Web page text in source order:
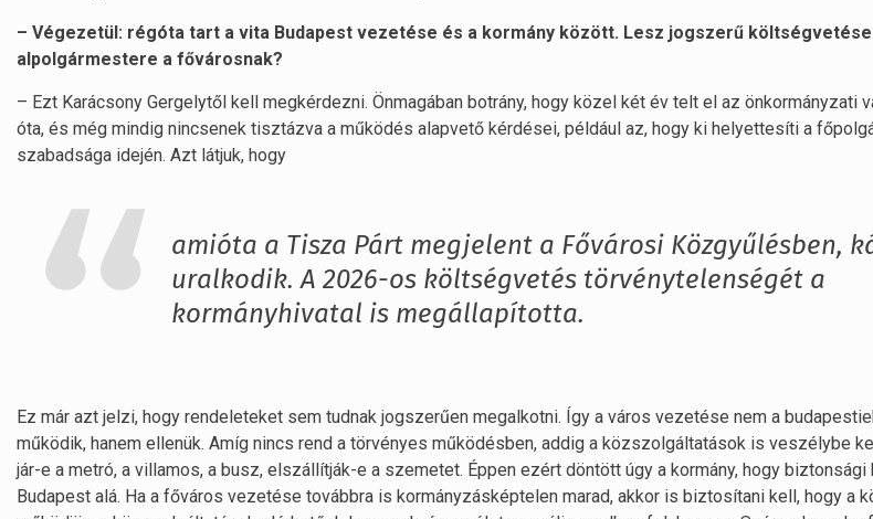
– Végezetül: régóta tart a vita Budapest vezetése és a kormány között. Lesz jogszerű
alpolgármestere a fővárosnak?
– Ezt Karácsony Gergelytől kell megkérdezni. Önmagában botrány, hogy közel két év telt el az önkormányzati
óta, és még mindig nincsenek tisztázva a működés alapvető kérdései, például az, hogy ki helyettesíti a
szabadsága idején. Azt látjuk, hogy
amióta a Tisza Párt megjelent a Fővárosi Közgyűlésben,
uralkodik. A 2026-os költségvetés törvénytelenségét a
kormányhivatal is megállapította.
Ez már azt jelzi, hogy rendeleteket sem tudnak jogszerűen megalkotni. Így a város vezetése nem a
működik, hanem ellenük. Amíg nincs rend a törvényes működésben, addig a közszolgáltatások is veszélybe
jár-e a metró, a villamos, a busz, elszállítják-e a szemetet. Éppen ezért döntött úgy a kormány, hogy
Budapest alá. Ha a főváros vezetése továbbra is kormányzásképtelen marad, akkor is biztosítani kell, hogy a